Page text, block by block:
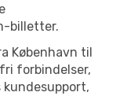
billetter.
København til
forbindelser,